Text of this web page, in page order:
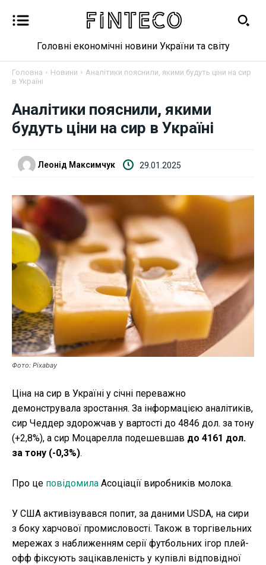
Новини
Бізнес
Фінанси
Валютний ринок
Криптовалюта
Робота і освіта
Публікації
ФОП
Курс валют
Ми в соц. мережах
Головні економічні новини України та світу
Головна Новини
Аналітики пояснили, якими будуть ціни на сир
в Україні
Аналітики пояснили, якими
будуть ціни на сир в Україні
Леонід Максимчук 29.01.2025
Фото: Pixabay
Ціна на сир в Україні у січні переважно
демонструвала зростання. За інформацією аналітиків,
сир Чеддер здорожчав у вартості до 4846 дол. за тону
(+2,8%), а сир Моцарелла подешевшав до 4161 дол.
за тону (-0,3%).
Про це повідомила Асоціації виробників молока.
У США активізувався попит, за даними USDA, на сири
з боку харчової промисловості. Також в торгівельних
мережах з наближенням серії футбольних ігор плей-
офф фіксують зацікавленість у купівлі відповідної